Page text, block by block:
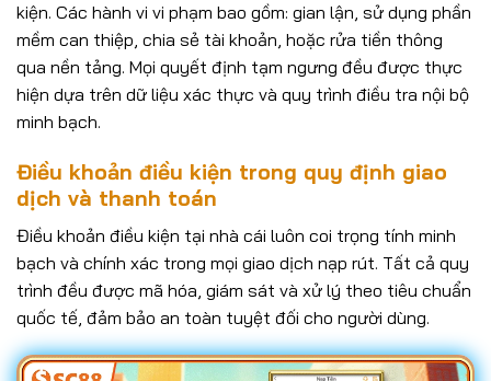
kiện. Các hành vi vi phạm bao gồm: gian lận, sử dụng phần
mềm can thiệp, chia sẻ tài khoản, hoặc rửa tiền thông
qua nền tảng. Mọi quyết định tạm ngưng đều được thực
hiện dựa trên dữ liệu xác thực và quy trình điều tra nội bộ
minh bạch.
Điều khoản điều kiện trong quy định giao
dịch và thanh toán
Điều khoản điều kiện tại nhà cái luôn coi trọng tính minh
bạch và chính xác trong mọi giao dịch nạp rút. Tất cả quy
trình đều được mã hóa, giám sát và xử lý theo tiêu chuẩn
quốc tế, đảm bảo an toàn tuyệt đối cho người dùng.